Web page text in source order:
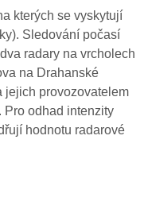
kterých se vyskytují
Sledování počasí
radary na vrcholech
na Drahanské
jejich provozovatelem
Pro odhad intenzity
hodnotu radarové